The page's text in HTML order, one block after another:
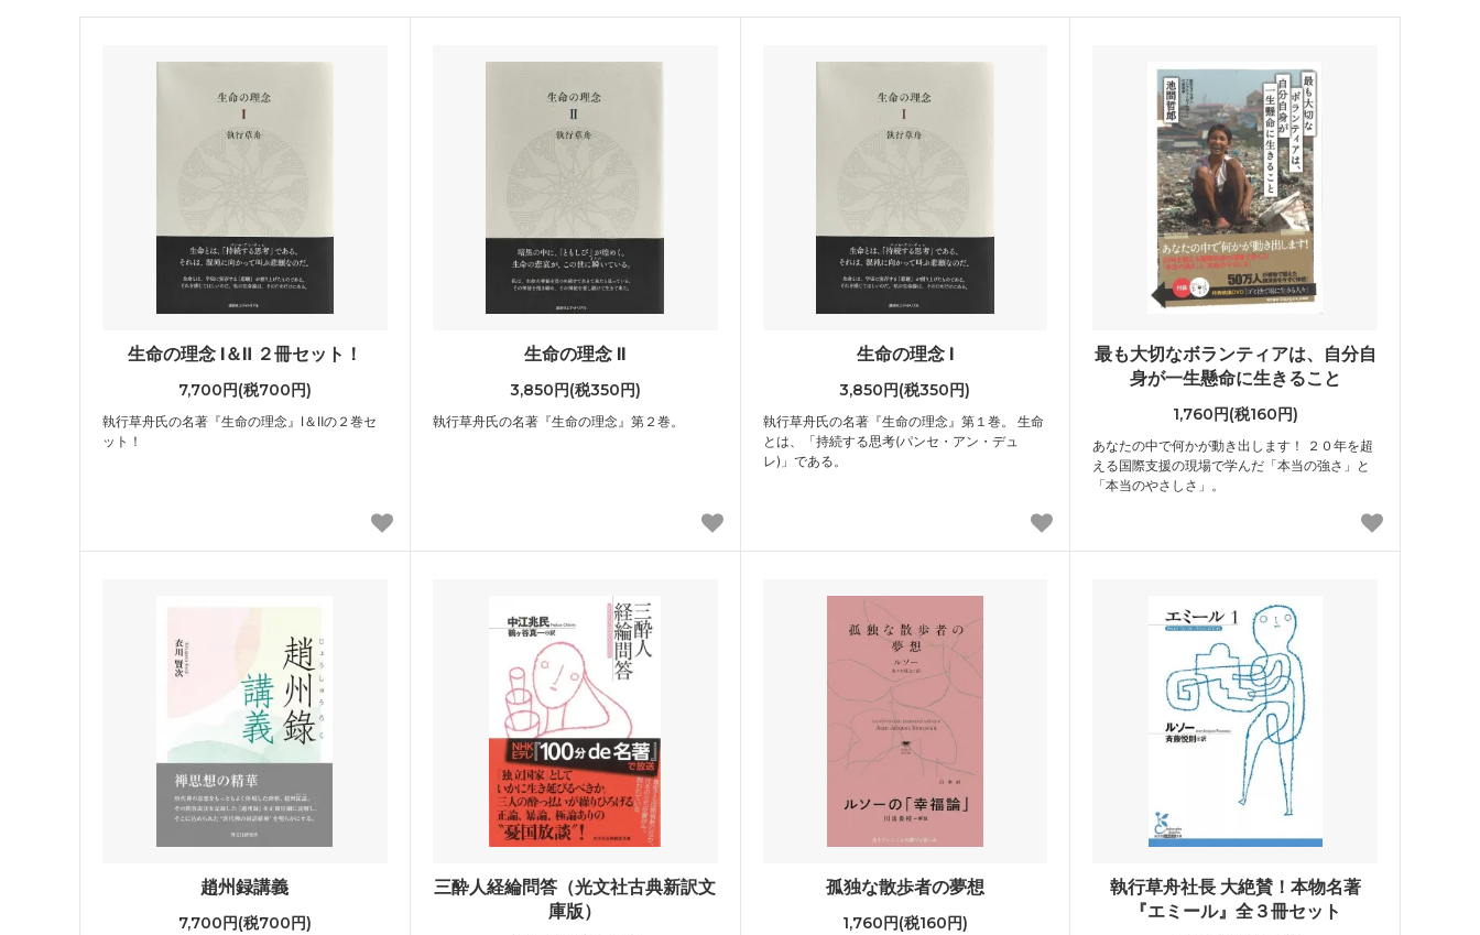
生命の理念 Ⅰ＆Ⅱ ２冊セット！
7,700円(税700円)
執行草舟氏の名著『生命の理念』Ⅰ＆Ⅱの２巻セ
ット！
生命の理念 II
3,850円(税350円)
執行草舟氏の名著『生命の理念』第２巻。
生命の理念 I
3,850円(税350円)
執行草舟氏の名著『生命の理念』第１巻。 生命
とは、「持続する思考(パンセ・アン・デュ
レ)」である。
最も大切なボランティアは、自分自
身が一生懸命に生きること
1,760円(税160円)
あなたの中で何かが動き出します！ ２０年を超
える国際支援の現場で学んだ「本当の強さ」と
「本当のやさしさ」。
趙州録講義
7,700円(税700円)
三酔人経綸問答（光文社古典新訳文
庫版）
孤独な散歩者の夢想
1,760円(税160円)
執行草舟社長 大絶賛！本物名著
『エミール』全３冊セット